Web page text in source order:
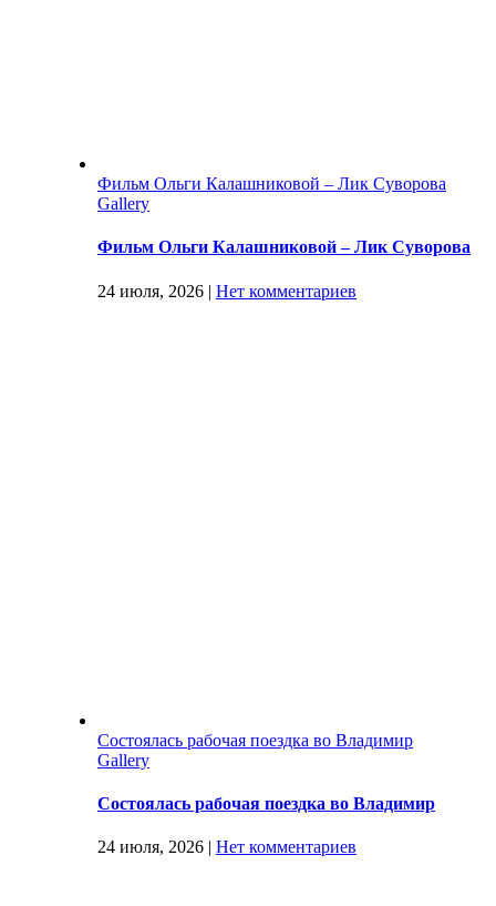
Фильм Ольги Калашниковой – Лик Суворова
Gallery
Фильм Ольги Калашниковой – Лик Суворова
24 июля, 2026 | Нет комментариев
Состоялась рабочая поездка во Владимир
Gallery
Состоялась рабочая поездка во Владимир
24 июля, 2026 | Нет комментариев